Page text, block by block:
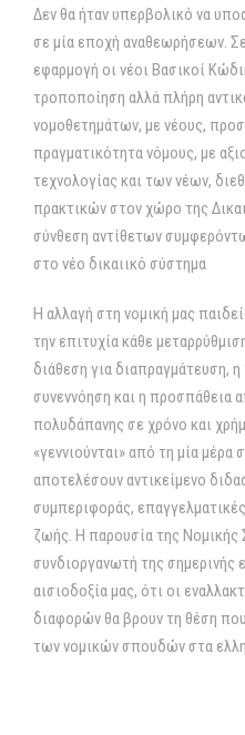
Δεν θα ήταν υπερβολικό να
σε μία εποχή αναθεωρήσεων.
εφαρμογή οι νέοι Βασικοί
τροποποίηση αλλά πλήρη
νομοθετημάτων, με νέους,
πραγματικότητα νόμους, με
τεχνολογίας και των νέων,
πρακτικών στον χώρο της
σύνθεση αντίθετων
στο νέο δικαιικό σύστημα
Η αλλαγή στη νομική μας
την επιτυχία κάθε
διάθεση για διαπραγμάτευση,
συνεννόηση και η προσπάθεια
πολυδάπανης σε χρόνο και
«γεννιούνται» από τη μία
αποτελέσουν αντικείμενο
συμπεριφοράς,
ζωής. Η παρουσία της
συνδιοργανωτή της
αισιοδοξία μας, ότι οι
διαφορών θα βρουν τη θέση
των νομικών σπουδών στα